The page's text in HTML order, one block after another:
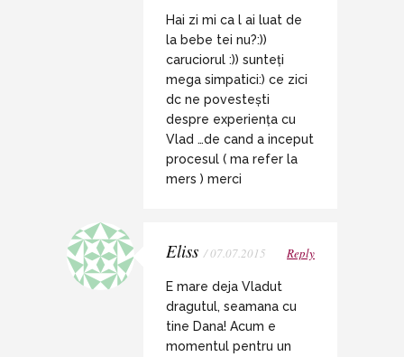
Hai zi mi ca l ai luat de
la bebe tei nu?:))
caruciorul :)) sunteți
mega simpatici:) ce zici
dc ne povestești
despre experiența cu
Vlad …de cand a inceput
procesul ( ma refer la
mers ) merci
Eliss / 07.07.2015 Reply
E mare deja Vladut
dragutul, seamana cu
tine Dana! Acum e
momentul pentru un